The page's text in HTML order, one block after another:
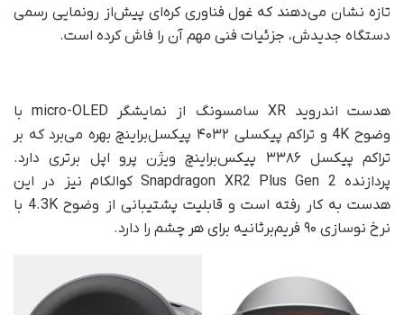
تازه نشان می‌دهند که غول فناوری کره‌ای پیش‌از رونمایی رسمی
دستگاه جدیدش، جزئیات فنی مهم آن را فاش کرده است.
هدست اندروید XR سامسونگ از نمایشگر micro-OLED با
وضوح 4K و تراکم پیکسلی ۴۰۳۲ پیکسل‌براینچ بهره می‌برد که بر
تراکم پیکسل ۳۳۸۶ پیکس‌براینچ ویژن پرو اپل برتری دارد.
پردازنده Snapdragon XR2 Plus Gen 2 کوالکام نیز در این
هدست به‌ کار رفته است و قابلیت پشتیبانی از وضوح 4.3K با
نرخ نوسازی ۹۰ فریم‌برثانیه برای هر چشم را دارد.